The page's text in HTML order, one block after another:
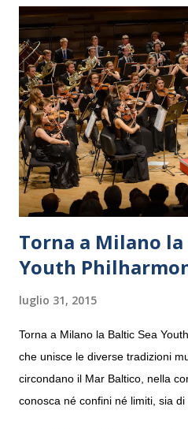
Torna a Milano la
Youth
luglio 31, 2015
Torna a Milano la Baltic Sea
che unisce le diverse tradizioni
circondano il Mar Baltico, nella
conosca né confini né limiti, sia